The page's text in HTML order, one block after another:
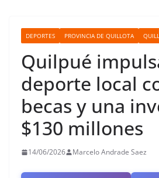
DEPORTES PROVINCIA DE QUILLOTA
Quilpué
deporte local
becas y una
$130 millones
14/06/2026 Marcelo Andrade Saez